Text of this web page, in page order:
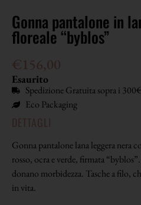
Gonna pantalone in
floreale “byblos”
Esaurito
Spedizione Gratuita sopra i
Eco Packaging
Gonna pantalone lana leggera nera
rosso, ocra e verde, firmata
donano morbidezza. Tasche a filo,
in vita.